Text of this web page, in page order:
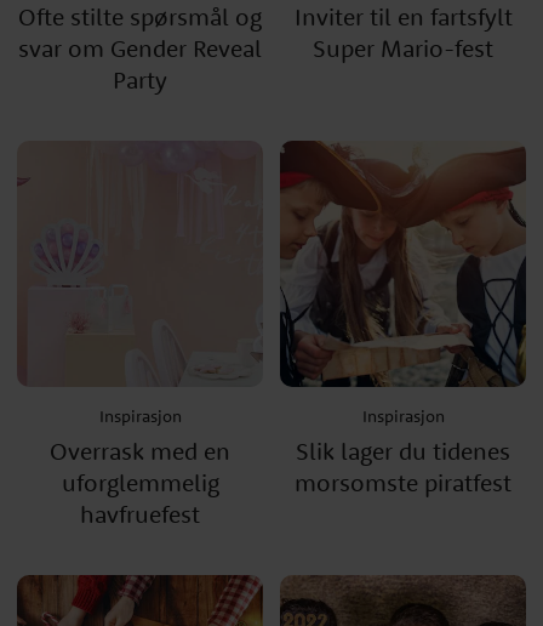
Ofte stilte spørsmål og
svar om Gender Reveal
Party
Inviter til en fartsfylt
Super Mario-fest
Inspirasjon
Overrask med en
uforglemmelig
havfruefest
Inspirasjon
Slik lager du tidenes
morsomste piratfest